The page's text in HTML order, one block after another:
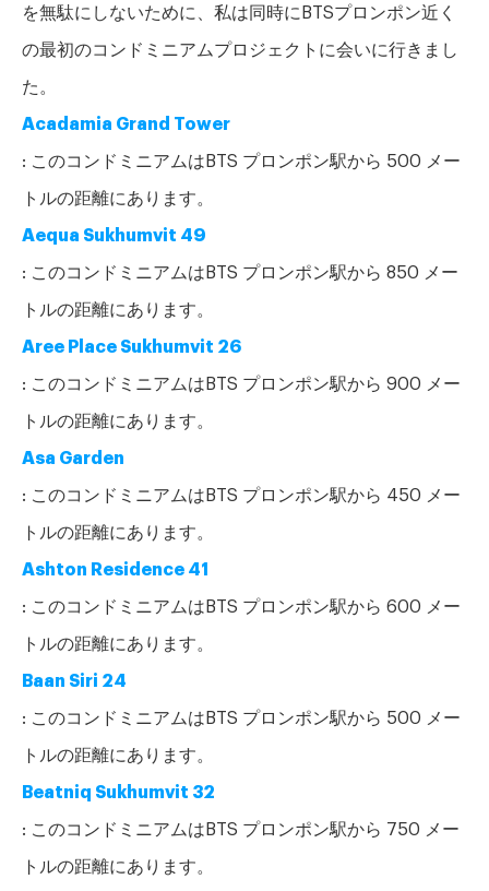
を無駄にしないために、私は同時にBTSプロンポン近く
の最初のコンドミニアムプロジェクトに会いに行きまし
た。
Acadamia Grand Tower
: このコンドミニアムはBTS プロンポン駅から 500 メー
トルの距離にあります。
Aequa Sukhumvit 49
: このコンドミニアムはBTS プロンポン駅から 850 メー
トルの距離にあります。
Aree Place Sukhumvit 26
: このコンドミニアムはBTS プロンポン駅から 900 メー
トルの距離にあります。
Asa Garden
: このコンドミニアムはBTS プロンポン駅から 450 メー
トルの距離にあります。
Ashton Residence 41
: このコンドミニアムはBTS プロンポン駅から 600 メー
トルの距離にあります。
Baan Siri 24
: このコンドミニアムはBTS プロンポン駅から 500 メー
トルの距離にあります。
Beatniq Sukhumvit 32
: このコンドミニアムはBTS プロンポン駅から 750 メー
トルの距離にあります。